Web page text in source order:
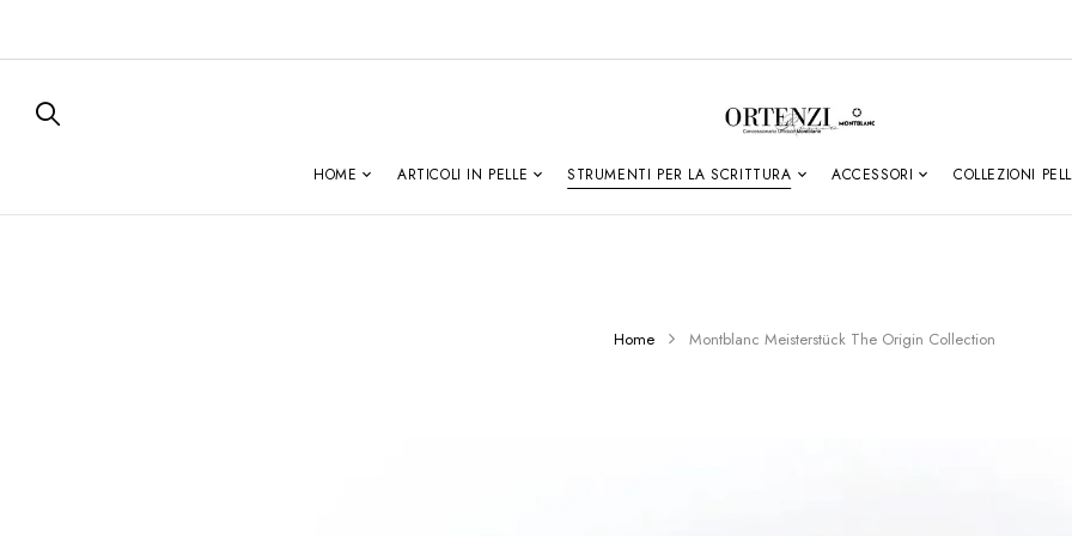
HOME ARTICOLI IN PELLE STRUMENTI PER LA SCRITTURA ACCESSORI COLLEZIONI
Home Montblanc Meisterstück The Origin Collection